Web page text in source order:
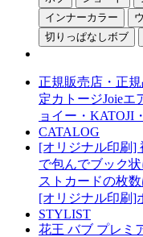
正規販売店・正
定カトージJoieエ
ョイー・KATOJI
CATALOG
[オリジナル印刷]
で包んでブック
ストカードの枚
[オリジナル印刷]
STYLIST
花王 バブ プレミ